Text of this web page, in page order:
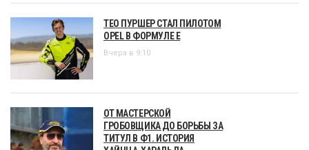
ТЕО ПУРШЕР СТАЛ ПИЛОТОМ
OPEL В ФОРМУЛЕ Е
Вчера в 9:10
ОТ МАСТЕРСКОЙ
ГРОБОВЩИКА ДО БОРЬБЫ ЗА
ТИТУЛ В Ф1. ИСТОРИЯ